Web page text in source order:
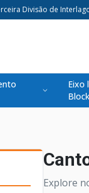
Divisão de
Eixo
Block
Explore